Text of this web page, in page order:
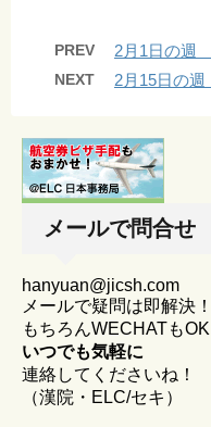
PREV 2月1日の週
NEXT 2月15日の
メールで問合せ
hanyuan@jicsh.com
メールで疑問は即解決！
もちろんWECHATもOK
いつでも気軽に
連絡してくださいね！
（漢院・ELC/セキ）